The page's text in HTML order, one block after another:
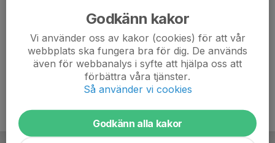
Godkänn kakor
Vi använder oss av kakor (cookies) för att vår
webbplats ska fungera bra för dig. De används
även för webbanalys i syfte att hjälpa oss att
förbättra våra tjänster.
Så använder vi cookies
Godkänn alla kakor